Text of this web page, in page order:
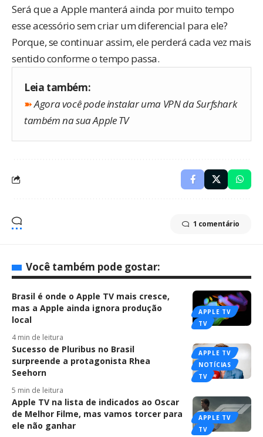
Será que a Apple manterá ainda por muito tempo
esse acessório sem criar um diferencial para ele?
Porque, se continuar assim, ele perderá cada vez mais
sentido conforme o tempo passa.
Leia também:
➽Agora você pode instalar uma VPN da Surfshark
também na sua Apple TV
1 comentário
Você também pode gostar:
APPLE TV
TV
Brasil é onde o Apple TV mais cresce,
mas a Apple ainda ignora produção
local
4 min de leitura
APPLE TV
NOTÍCIAS
TV
Sucesso de Pluribus no Brasil
surpreende a protagonista Rhea
Seehorn
5 min de leitura
APPLE TV
TV
Apple TV na lista de indicados ao Oscar
de Melhor Filme, mas vamos torcer para
ele não ganhar